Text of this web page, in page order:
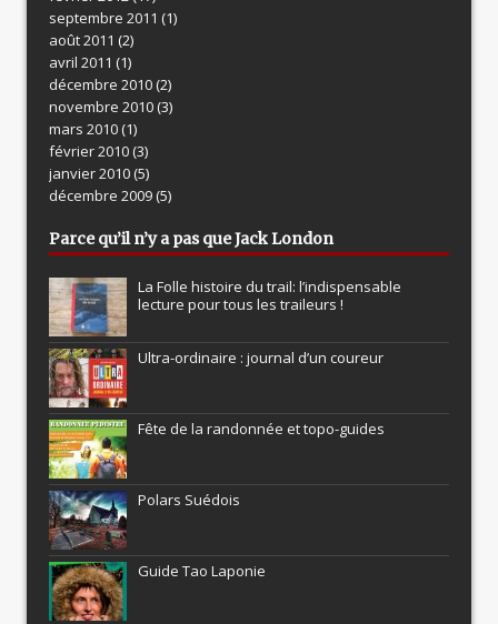
septembre 2011 (1)
août 2011 (2)
avril 2011 (1)
décembre 2010(2)
novembre 2010(3)
mars 2010(1)
février 2010(3)
janvier 2010(5)
décembre 2009(5)
Parce qu’il n’y a pas que Jack London
La Folle histoire du trail: l’indispensable
lecture pour tous les traileurs !
Ultra-ordinaire : journal d’un coureur
Fête de la randonnée et topo-guides
Polars Suédois
Guide Tao Laponie